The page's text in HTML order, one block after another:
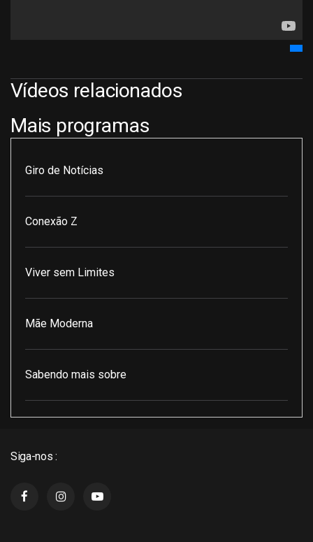
Vídeos relacionados
Mais programas
Giro de Notícias
Conexão Z
Viver sem Limites
Mãe Moderna
Sabendo mais sobre
Siga-nos :